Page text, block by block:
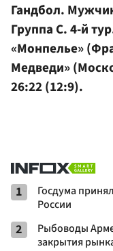
Гандбол.
Группа С. 4-й
«Монпелье»
Медведи»
26:22 (12:9).
1
Госдума
России
2
Рыбоводы
закрытия